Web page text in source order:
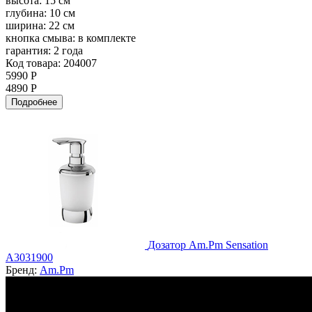
глубина: 10 см
ширина: 22 см
кнопка смыва: в комплекте
гарантия: 2 года
Код товара: 204007
5990 Р
4890 Р
Подробнее
Дозатор Am.Pm Sensation
A3031900
Бренд: Am.Pm